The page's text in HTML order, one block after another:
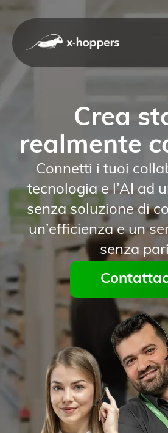
Crea
realmente
Connetti i tuoi
tecnologia e l’AI ad
senza soluzione di
un’efficienza e un
senza